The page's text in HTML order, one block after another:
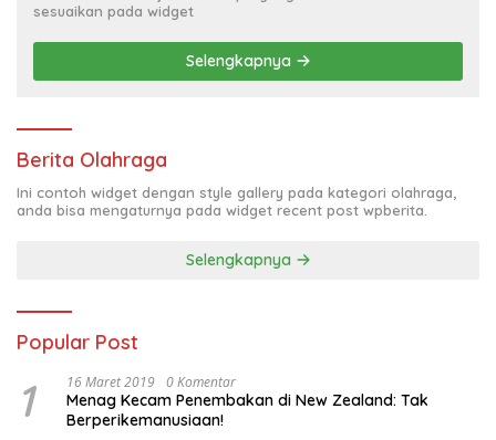
sesuaikan pada widget
Selengkapnya
Berita Olahraga
Ini contoh widget dengan style gallery pada kategori olahraga,
anda bisa mengaturnya pada widget recent post wpberita.
Selengkapnya
Popular Post
1 16 Maret 2019 0 Komentar
Menag Kecam Penembakan di New Zealand: Tak
Berperikemanusiaan!